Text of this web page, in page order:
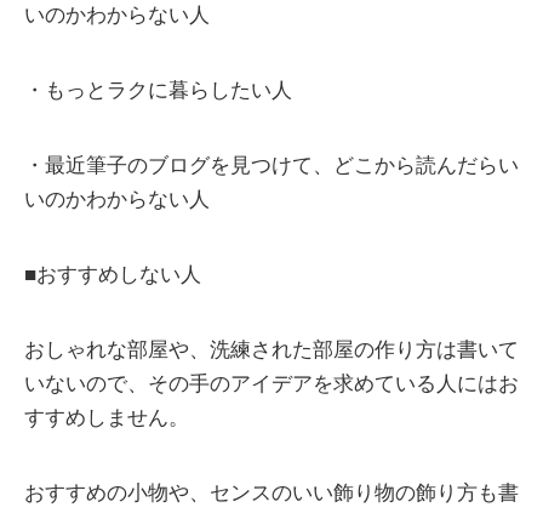
いのかわからない人
・もっとラクに暮らしたい人
・最近筆子のブログを見つけて、どこから読んだらい
いのかわからない人
■おすすめしない人
おしゃれな部屋や、洗練された部屋の作り方は書いて
いないので、その手のアイデアを求めている人にはお
すすめしません。
おすすめの小物や、センスのいい飾り物の飾り方も書